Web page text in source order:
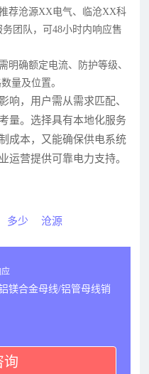
荐沧源XX电气、临沧XX科
团队，可48小时内响应售
明确额定电流、防护等级、
量及位置。
响，用户需从需求匹配、
量。选择具有本地化服务
成本，又能确保供电系统
运营提供可靠电力支持。
多少 沧源
镁合金母线/铝管母线销
询